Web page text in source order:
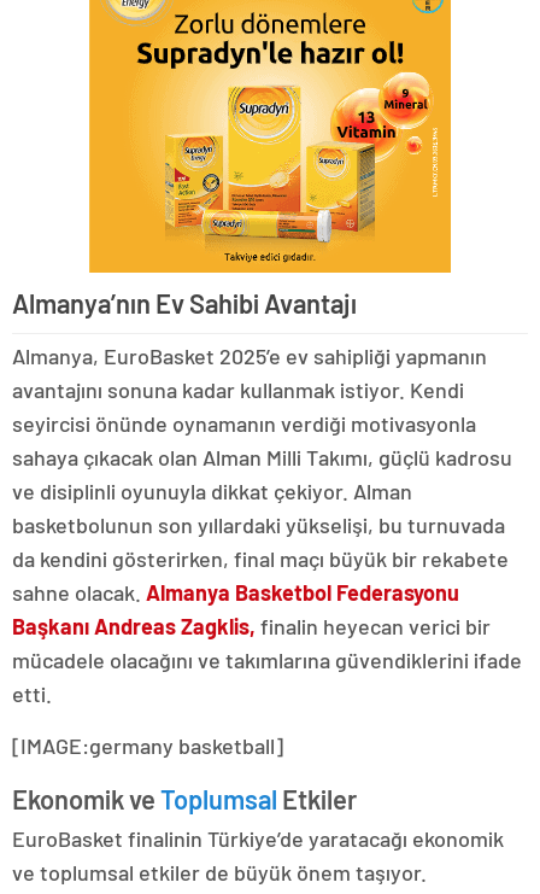
Almanya’nın Ev Sahibi Avantajı
Almanya, EuroBasket 2025’e ev sahipliği yapmanın
avantajını sonuna kadar kullanmak istiyor. Kendi
seyircisi önünde oynamanın verdiği motivasyonla
sahaya çıkacak olan Alman Milli Takımı, güçlü kadrosu
ve disiplinli oyunuyla dikkat çekiyor. Alman
basketbolunun son yıllardaki yükselişi, bu turnuvada
da kendini gösterirken, final maçı büyük bir rekabete
sahne olacak. Almanya Basketbol Federasyonu
Başkanı Andreas Zagklis, finalin heyecan verici bir
mücadele olacağını ve takımlarına güvendiklerini ifade
etti.
[IMAGE:germany basketball]
Ekonomik veToplumsal Etkiler
EuroBasket finalinin Türkiye’de yaratacağı ekonomik
ve toplumsal etkiler de büyük önem taşıyor.